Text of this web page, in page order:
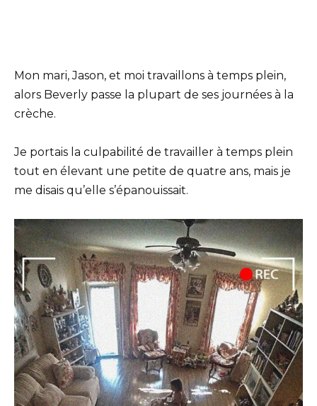
Mon mari, Jason, et moi travaillons à temps plein,
alors Beverly passe la plupart de ses journées à la
crèche.
Je portais la culpabilité de travailler à temps plein
tout en élevant une petite de quatre ans, mais je
me disais qu’elle s’épanouissait.